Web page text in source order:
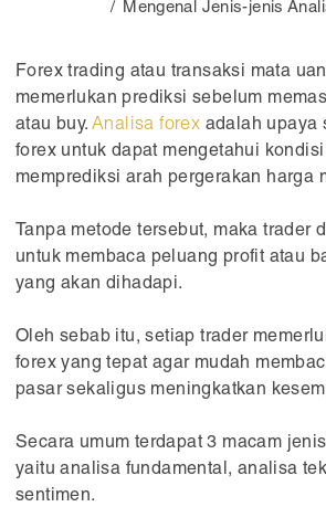
Mengenal Jenis-jenis
Forex trading atau transaksi mata
memerlukan prediksi sebelum
atau buy.Analisa forex adalah upaya
forex untuk dapat mengetahui
memprediksi arah pergerakan harga
Tanpa metode tersebut, maka trader
untuk membaca peluang profit atau
yang akan dihadapi.
Oleh sebab itu, setiap trader
forex yang tepat agar mudah
pasar sekaligus meningkatkan
Secara umum terdapat 3 macam
yaitu analisa fundamental, analisa
sentimen.